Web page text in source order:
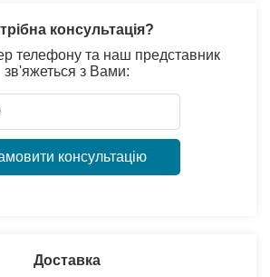
консультація?
телефону та наш представник
зв'яжеться з Вами:
консультацію
Доставка